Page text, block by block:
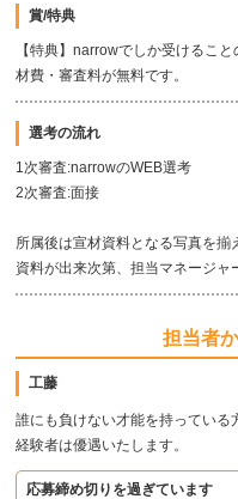
賞/特典
【特典】narrowでしか受けるこ
材費・審査料が無料です。
選考の流れ
1次審査:narrowのWEB選考
2次審査:面接
所属後は宣材資料となる写真を揃
資料が出来次第、担当マネージャ
担当者
工藤
誰にも負けない才能を持っている
経験者は優遇いたします。
応募締め切りを過ぎています